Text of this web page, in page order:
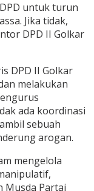
untuk turun
Jika tidak,
DPD II Golkar
DPD II Golkar
melakukan
ada koordinasi
sebuah
arogan.
mengelola
Musda Partai